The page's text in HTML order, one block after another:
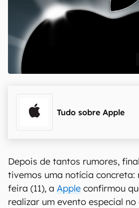
Tudo sobre Apple
Depois de tantos rumores,
tivemos uma notícia concreta:
feira (11), a Apple confirmou
realizar um evento especial